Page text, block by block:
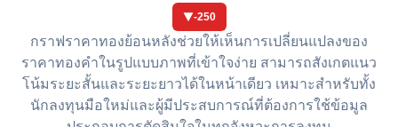
-250
กราฟราคาทองย้อนหลังช่วยให้เห็นการเปลี่ยนแปลงของ
ราคาทองคำในรูปแบบภาพที่เข้าใจง่าย สามารถสังเกตแนว
โน้มระยะสั้นและระยะยาวได้ในหน้าเดียว เหมาะสำหรับทั้ง
นักลงทุนมือใหม่และผู้มีประสบการณ์ที่ต้องการใช้ข้อมูล